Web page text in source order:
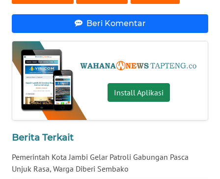
Beri Komentar
Install Aplikasi
Berita Terkait
Pemerintah Kota Jambi Gelar Patroli Gabungan Pasca
Unjuk Rasa, Warga Diberi Sembako
KALTARA
WN
KALSEL
WN
KALTIM
SULSEL
WN